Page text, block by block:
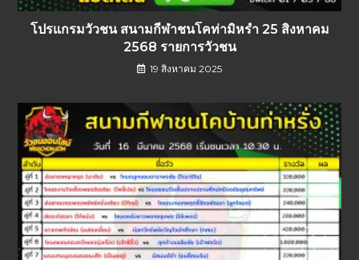
โปรแกรมวัวชน สนามกีฬาชนโคท่ามิหรำ 25 สิงหาคม
2568 รายการวัวชน
19 สิงหาคม 2025